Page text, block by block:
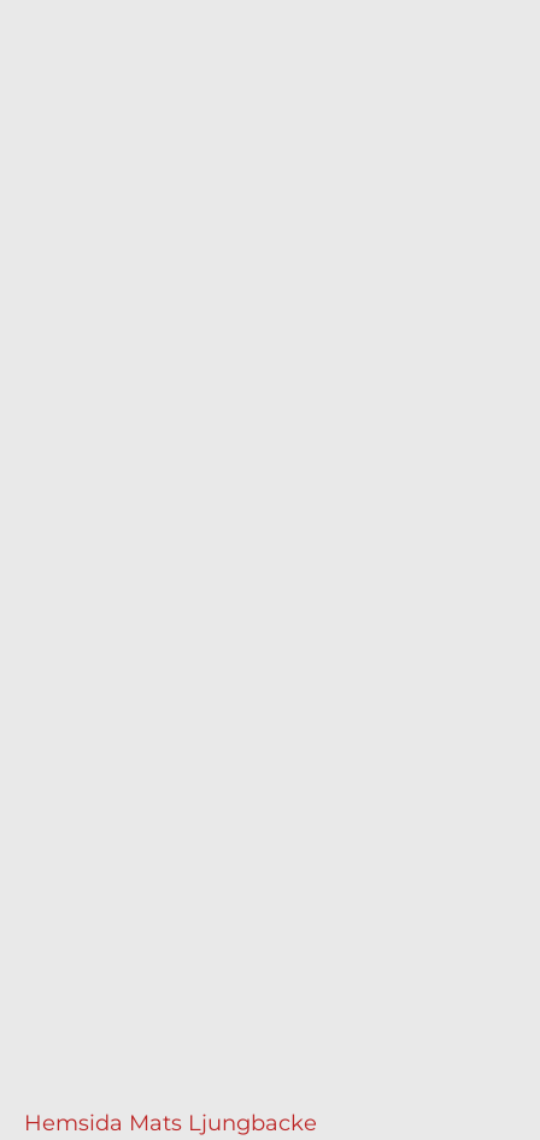
Hemsida Mats Ljungbacke